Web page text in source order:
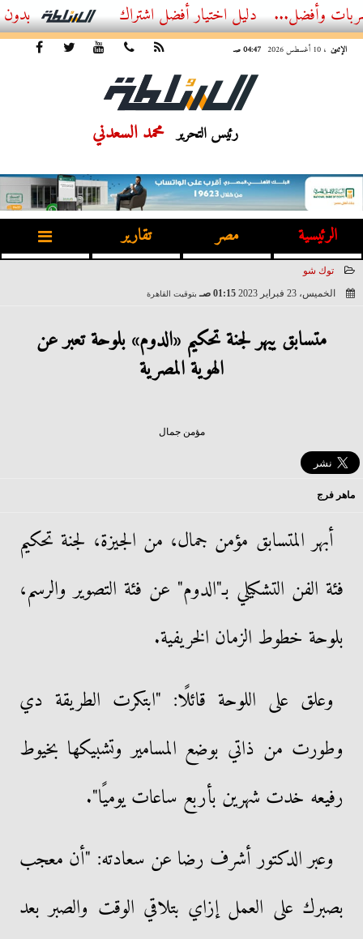
أفضل اشتراك IPTV بدون تقطيع 2026 – دليل المشاهد العصري
الإثنين ، 10 أغسطس 2026 04:47 صـ
رئيس التحرير محمد السعدني
الرئيسية مصر تقارير
توك شو
الخميس، 23 فبراير 2023
01:15 صـ بتوقيت القاهرة
متسابق يبهر لجنة تحكيم «الدوم» بلوحة تعبر عن
الهوية المصرية
مؤمن جمال
ماهر فرج
أبهر المتسابق مؤمن جمال، من الجيزة، لجنة تحكيم
فئة الفن التشكيلي بـ"الدوم" عن فئة التصوير والرسم،
بلوحة خطوط الزمان الخريفية.
وعلق على اللوحة قائلًا: "ابتكرت الطريقة دي
وطورت من ذاتي بوضع المسامير وتشبيكها بخيوط
رفيعه خدت شهرين بأربع ساعات يوميًا".
وعبر الدكتور أشرف رضا عن سعادته: "أن معجب
بصبرك على العمل إزاي بتلاقي الوقت والصبر بعد